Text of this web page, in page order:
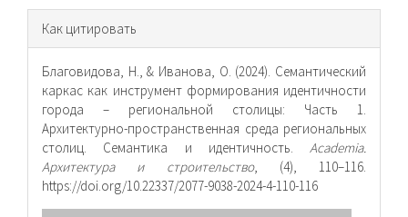
Информация
о статье
Как цитировать
Благовидова, Н., & Иванова, О. (2024). Семантический
каркас как инструмент формирования идентичности
города – региональной столицы: Часть 1.
Архитектурно-пространственная среда региональных
столиц. Семантика и идентичность. Academia.
Архитектура и строительство, (4), 110–116.
https://doi.org/10.22337/2077-9038-2024-4-110-116